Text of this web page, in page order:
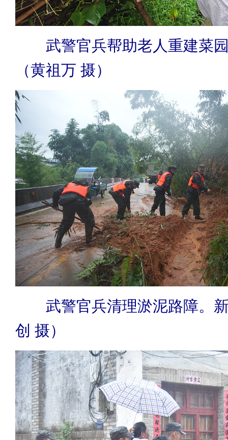
武警官兵帮助老人重建菜
（黄祖万 摄）
武警官兵清理淤泥路障。
创 摄）